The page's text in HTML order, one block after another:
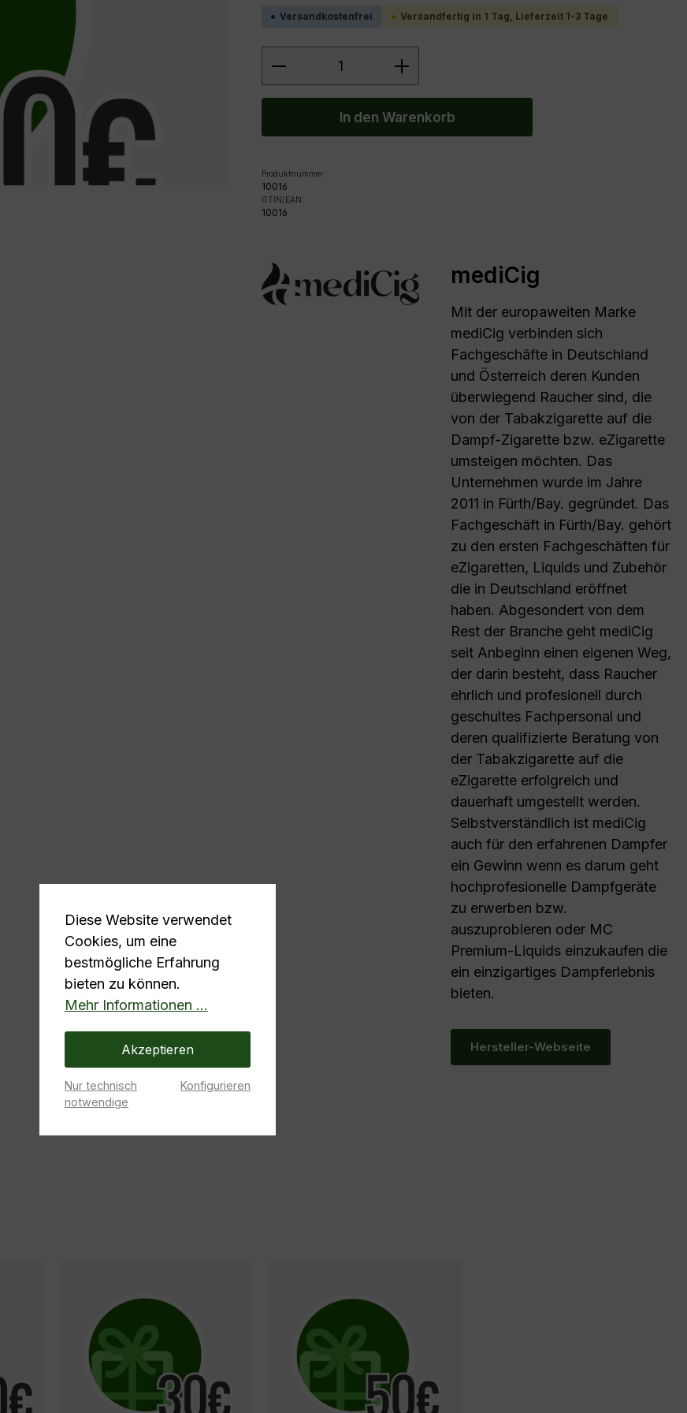
Versandkostenfrei Versandfertig in 1 Tag, Lieferzeit 1-3 Tage
Produkt Anzahl: Gib den gewünschten Wert
In den Warenkorb
Produktnummer:
10016
GTIN/EAN:
10016
mediCig
Mit der europaweiten Marke
mediCig verbinden sich
Fachgeschäfte in Deutschland
und Österreich deren Kunden
überwiegend Raucher sind, die
von der Tabakzigarette auf die
Dampf-Zigarette bzw. eZigarette
umsteigen möchten. Das
Unternehmen wurde im Jahre
2011 in Fürth/Bay. gegründet. Das
Fachgeschäft in Fürth/Bay. gehört
zu den ersten Fachgeschäften für
eZigaretten, Liquids und Zubehör
die in Deutschland eröffnet
haben. Abgesondert von dem
Rest der Branche geht mediCig
seit Anbeginn einen eigenen Weg,
der darin besteht, dass Raucher
ehrlich und profesionell durch
geschultes Fachpersonal und
deren qualifizierte Beratung von
der Tabakzigarette auf die
eZigarette erfolgreich und
dauerhaft umgestellt werden.
Selbstverständlich ist mediCig
auch für den erfahrenen Dampfer
ein Gewinn wenn es darum geht
hochprofesionelle Dampfgeräte
zu erwerben bzw.
auszuprobieren oder MC
Premium-Liquids einzukaufen die
ein einzigartiges Dampferlebnis
bieten.
Hersteller-Webseite
Diese Website verwendet
Cookies, um eine
bestmögliche Erfahrung
bieten zu können.
Mehr Informationen ...
Akzeptieren
Nur technisch
notwendige
Konfigurieren